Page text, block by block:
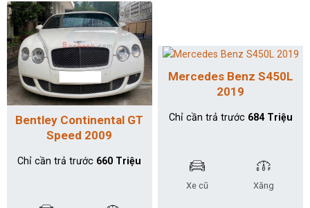
Bentley Continental GT
Speed 2009
Chỉ cần trả trước 660 Triệu
Mercedes Benz S450L
2019
Chỉ cần trả trước 684 Triệu
Xe cũ Xăng